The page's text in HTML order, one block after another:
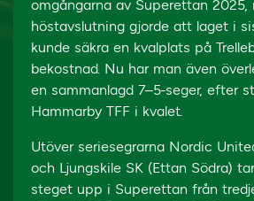
omgångarna av Superettan 2025,
höstavslutning gjorde att laget i
kunde säkra en kvalplats på
bekostnad. Nu har man även
en sammanlagd 7–5-seger, efter
Hammarby TFF i kvalet.
Utöver seriesegrarna Nordic
och Ljungskile SK (Ettan Södra)
steget upp i Superettan från